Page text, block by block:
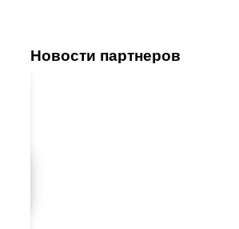
Новости партнеров